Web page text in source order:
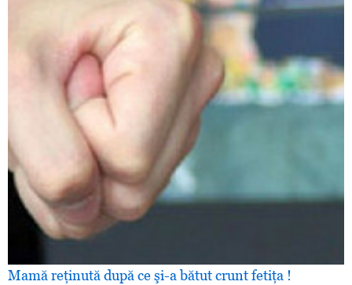
Mamă reţinută după ce şi-a bătut crunt fetiţa !